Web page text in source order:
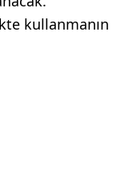
kullanmanın